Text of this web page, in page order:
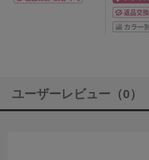
ユーザーレビュー （0）